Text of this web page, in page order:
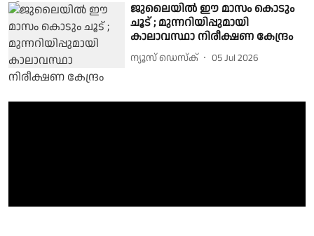
ജുലൈയിൽ ഈ മാസം കൊടും
ചൂട് ; മുന്നറിയിപ്പുമായി
കാലാവസ്ഥാ നിരീക്ഷണ കേന്ദ്രം
ന്യൂസ് ഡെസ്ക് 05 Jul 2026